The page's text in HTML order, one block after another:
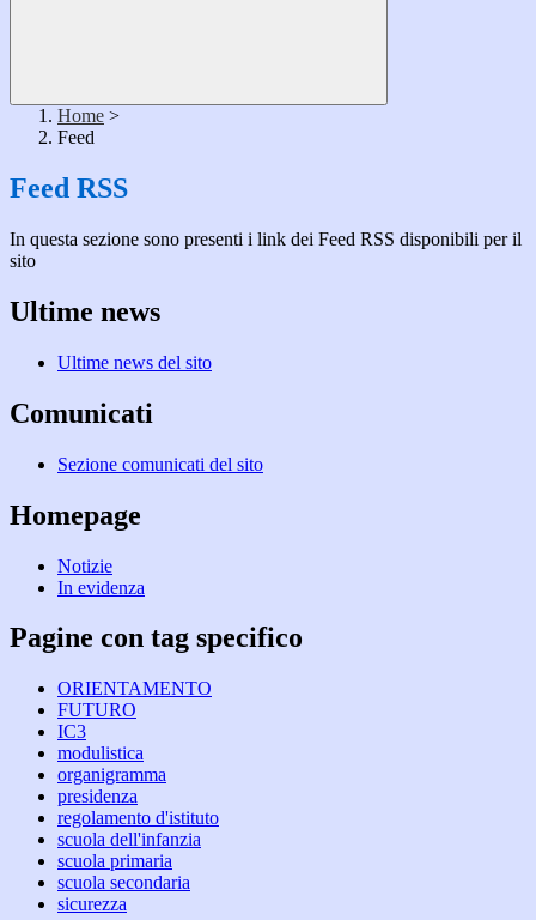
Home >
Feed
Feed RSS
In questa sezione sono presenti i link dei Feed RSS disponibili per il
sito
Ultime news
Ultime news del sito
Comunicati
Sezione comunicati del sito
Homepage
Notizie
In evidenza
Pagine con tag specifico
ORIENTAMENTO
FUTURO
IC3
modulistica
organigramma
presidenza
regolamento d'istituto
scuola dell'infanzia
scuola primaria
scuola secondaria
sicurezza